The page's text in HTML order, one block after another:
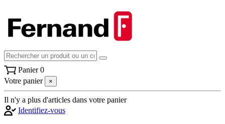
Panier 0
Votre panier
×
Il n'y a plus d'articles dans votre panier
Identifiez-vous